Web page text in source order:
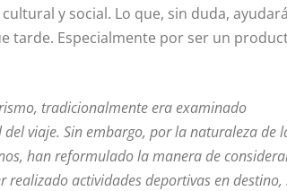
y social. Lo que, sin duda,
tarde. Especialmente por ser un
tradicionalmente era examinado
viaje. Sin embargo, por la naturaleza de
han reformulado la manera de
actividades deportivas en destino,